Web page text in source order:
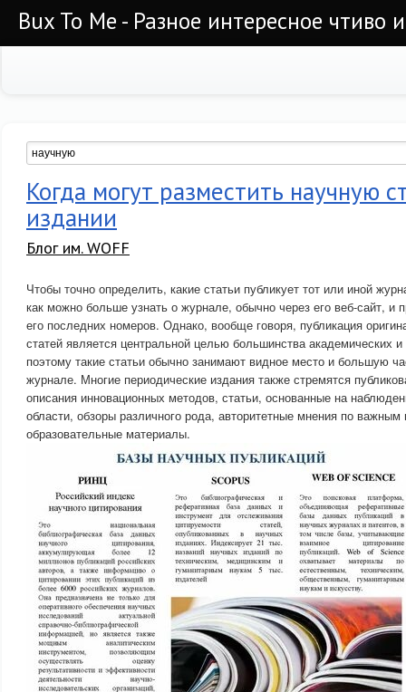
Bux To Me - Разное интересное чтиво
Когда могут разместить научную
издании
Блог им. WOFF
Чтобы точно определить, какие статьи публикует тот или иной
как можно больше узнать о журнале, обычно через его веб-сайт, и
его последних номеров. Однако, вообще говоря, публикация
статей является центральной целью большинства академических
поэтому такие статьи обычно занимают видное место и большую
журнале. Многие периодические издания также стремятся
описания инновационных методов, статьи, основанные на
области, обзоры различного рода, авторитетные мнения по
образовательные материалы.